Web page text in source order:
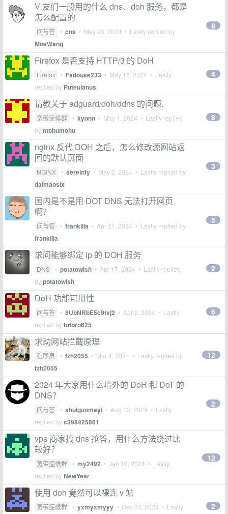
V 友们一般用的什么 dns、doh 服务，都是
怎么配置的
问与答 • cns • May 23, 2024 • Lastly replied by
MoeWang
8
Firefox 是否支持 HTTP/3 的 DoH
Firefox • Fadouse233 • May 16, 2024 • Lastly
replied by Puteulanus
4
请教关于 adguard/doh/ddns 的问题.
宽带症候群 • kyonn • May 1, 2024 • Lastly replied
bymohumohu
8
nginx 反代 DOH 之后，怎么修改源网站返
回的默认页面
NGINX • sereinfy • May 2, 2024 • Lastly replied by
daimaosix
3
国内是不是用 DOT DNS 无法打开网页
啊？
问与答 • frankilla • Apr 21, 2024 • Lastly replied by
frankilla
5
求问能够绑定 ip 的 DOH 服务
DNS • potatowish • Apr 17, 2024 • Lastly replied
bypotatowish
2
DoH 功能可用性
问与答 • 8UbNRbE5c9tvj2 • Apr 2, 2024 • Lastly
replied bytotoro625
6
求助网站拦截原理
程序员 • fzh2055 • Mar 4, 2024 • Lastly replied by
fzh2055
12
2024 年大家用什么墙外的 DoH 和 DoT 的
DNS？
问与答 • shuiguomayi • Aug 13, 2024 • Lastly
replied byc398425861
2
vps 商家搞 dns 抢答，用什么方法绕过比
较好？
宽带症候群 • my2492 • Jan 16, 2024 • Lastly
replied byNewYear
12
使用 doh 竟然可以裸连 v 站
宽带症候群 • yxmyxmyyy • Dec 24, 2023 • Lastly 2